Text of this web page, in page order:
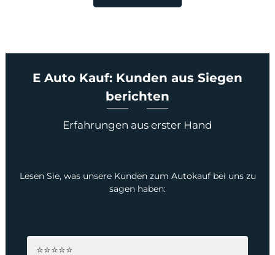
E Auto Kauf: Kunden aus Siegen
berichten
Erfahrungen aus erster Hand
Lesen Sie, was unsere Kunden zum Autokauf bei uns zu
sagen haben:
⭐⭐⭐⭐⭐